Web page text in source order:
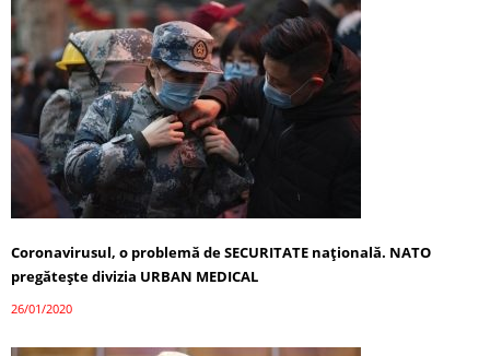
Coronavirusul, o problemă de SECURITATE națională. NATO
pregătește divizia URBAN MEDICAL
26/01/2020